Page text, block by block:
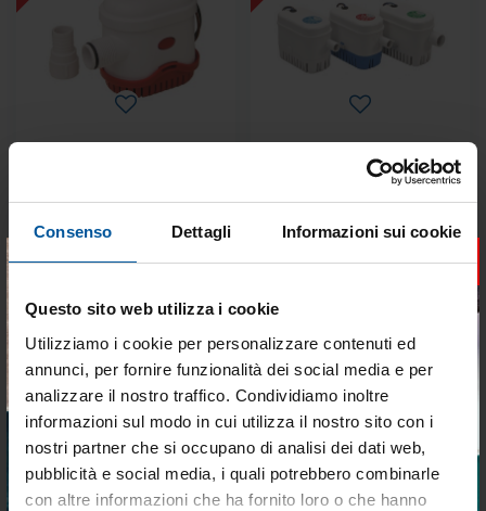
Tieniti aggiornato sulle
×
Consenso Dettagli Informazioni sui cookie
Questo sito web utilizza i cookie
Utilizziamo i cookie per personalizzare contenuti ed
annunci, per fornire funzionalità dei social media e per
analizzare il nostro traffico. Condividiamo inoltre
informazioni sul modo in cui utilizza il nostro sito con i
nostri partner che si occupano di analisi dei dati web,
pubblicità e social media, i quali potrebbero combinarle
con altre informazioni che ha fornito loro o che hanno
Disponibile
€ 69,54
Pompe di Sentina
Automatiche Ocean Laguna
Disponibile
- 22% - 14%